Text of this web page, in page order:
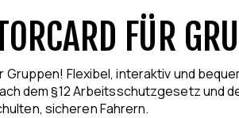
FÜR
Flexibel, interaktiv und
dem §12 Arbeitsschutzgesetz und
sicheren Fahrern.